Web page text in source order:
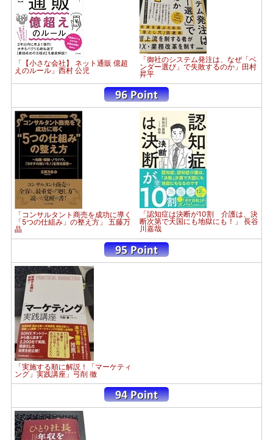
「【小さな会社】 ネット通販 億超
えのルール」西村 公児
「御社のシステム発注は、なぜ「ベ
ンダー選び」で失敗するのか」田村
昇平
「コンサルタント商売を成功に導く
「5つの仕組み」の整え方」 五藤万
晶
「認知症は決断が10割 介護は、決
断次第で天国にも地獄にも！」 長谷
川嘉哉
「実施する順に解説！「マーケティ
ング」実践講座」弓削 徹